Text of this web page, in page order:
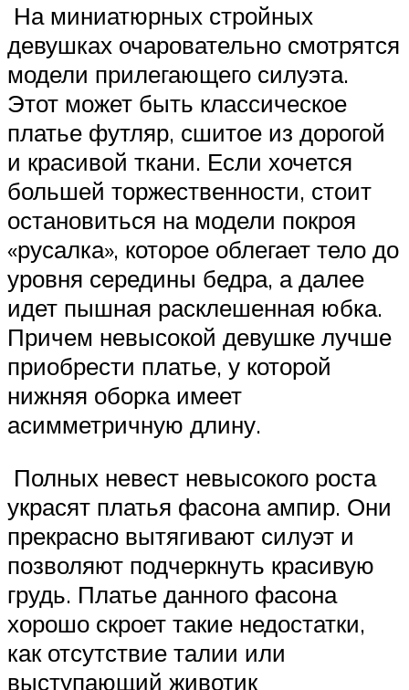
На миниатюрных стройных
девушках очаровательно смотрятся
модели прилегающего силуэта.
Этот может быть классическое
платье футляр, сшитое из дорогой
и красивой ткани. Если хочется
большей торжественности, стоит
остановиться на модели покроя
«русалка», которое облегает тело до
уровня середины бедра, а далее
идет пышная расклешенная юбка.
Причем невысокой девушке лучше
приобрести платье, у которой
нижняя оборка имеет
асимметричную длину.
Полных невест невысокого роста
украсят платья фасона ампир. Они
прекрасно вытягивают силуэт и
позволяют подчеркнуть красивую
грудь. Платье данного фасона
хорошо скроет такие недостатки,
как отсутствие талии или
выступающий животик